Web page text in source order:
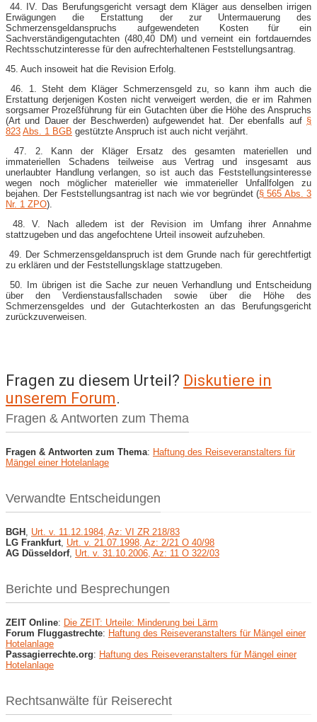
44. IV. Das Berufungsgericht versagt dem Kläger aus denselben irrigen
Erwägungen die Erstattung der zur Untermauerung des
Schmerzensgeldanspruchs aufgewendeten Kosten für ein
Sachverständigengutachten (480,40 DM) und verneint ein fortdauerndes
Rechtsschutzinteresse für den aufrechterhaltenen Feststellungsantrag.
45. Auch insoweit hat die Revision Erfolg.
46. 1. Steht dem Kläger Schmerzensgeld zu, so kann ihm auch die
Erstattung derjenigen Kosten nicht verweigert werden, die er im Rahmen
sorgsamer Prozeßführung für ein Gutachten über die Höhe des Anspruchs
(Art und Dauer der Beschwerden) aufgewendet hat. Der ebenfalls auf §
823 Abs. 1 BGB gestützte Anspruch ist auch nicht verjährt.
47. 2. Kann der Kläger Ersatz des gesamten materiellen und
immateriellen Schadens teilweise aus Vertrag und insgesamt aus
unerlaubter Handlung verlangen, so ist auch das Feststellungsinteresse
wegen noch möglicher materieller wie immaterieller Unfallfolgen zu
bejahen. Der Feststellungsantrag ist nach wie vor begründet (§ 565 Abs. 3
Nr. 1 ZPO).
48. V. Nach alledem ist der Revision im Umfang ihrer Annahme
stattzugeben und das angefochtene Urteil insoweit aufzuheben.
49. Der Schmerzensgeldanspruch ist dem Grunde nach für gerechtfertigt
zu erklären und der Feststellungsklage stattzugeben.
50. Im übrigen ist die Sache zur neuen Verhandlung und Entscheidung
über den Verdienstausfallschaden sowie über die Höhe des
Schmerzensgeldes und der Gutachterkosten an das Berufungsgericht
zurückzuverweisen.
Fragen zu diesem Urteil? Diskutiere in
unserem Forum.
Fragen & Antworten zum Thema
Fragen & Antworten zum Thema: Haftung des Reiseveranstalters für
Mängel einer Hotelanlage
Verwandte Entscheidungen
BGH Urt. v. 11.12.1984, Az: VI ZR 218/83
LG Frankfurt Urt. v. 21.07.1998, Az: 2/21 O 40/98
AG Düsseldorf, Urt. v. 31.10.2006, Az: 11 O 322/03
Berichte und Besprechungen
ZEIT Online: Die ZEIT: Urteile: Minderung bei Lärm
Forum Fluggastrechte: Haftung des Reiseveranstalters für Mängel einer
Hotelanlage
Passagierrechte.org: Haftung des Reiseveranstalters für Mängel einer
Hotelanlage
Rechtsanwälte für Reiserecht